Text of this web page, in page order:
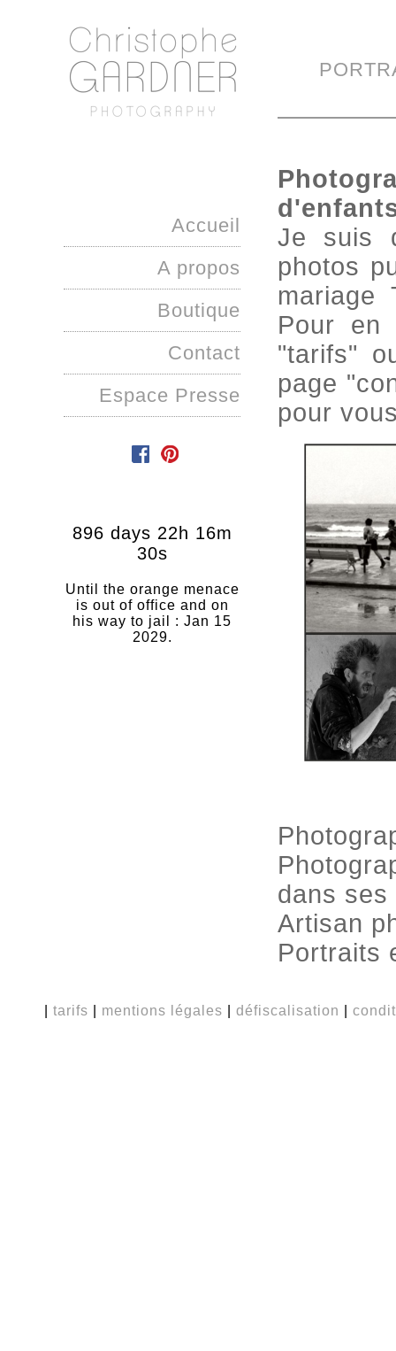
Accueil
A propos
Boutique
Contact
Espace Presse
896 days 22h 16m
29s
Until the orange menace
is out of office and on
his way to jail : Jan 15
2029.
Je suis
photos
mariage
Pour en
"tarifs"
page
pour
dans
Artisan
Portraits
tarifs mentions légales défiscalisation